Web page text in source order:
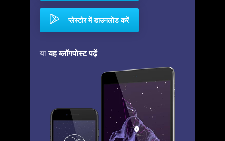
प्लेस्टोर में डाउनलोड करें
यायह ब्लॉगपोस्ट पढ़ें